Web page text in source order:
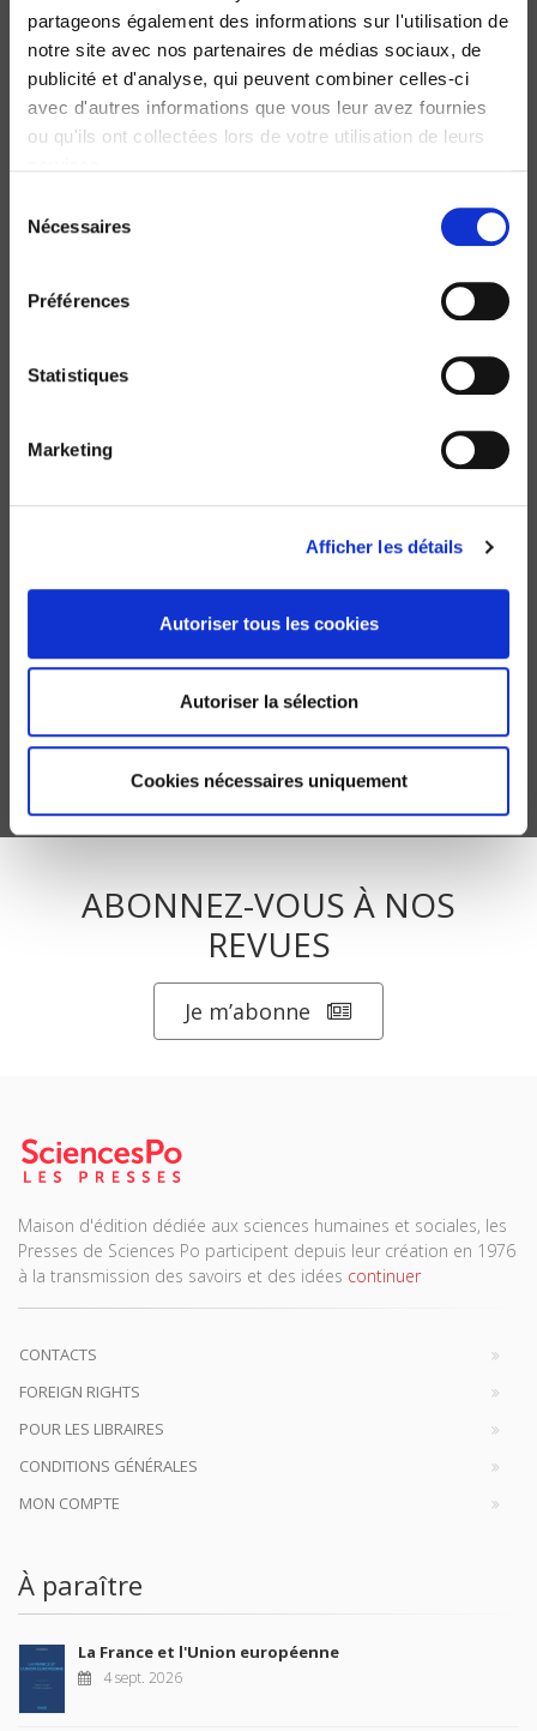
partageons également des informations sur l'utilisation de
notre site avec nos partenaires de médias sociaux, de
publicité et d'analyse, qui peuvent combiner celles-ci
avec d'autres informations que vous leur avez fournies
ou qu'ils ont collectées lors de votre utilisation de leurs
Nécessaires
Préférences
Statistiques
Marketing
Afficher les détails
Autoriser tous les cookies
Autoriser la sélection
Cookies nécessaires uniquement
Sociologie d'un parti politique
Une "French touch" dans l'analyse des politiques
publiques ?
ABONNEZ-VOUS À NOS
REVUES
Je m’abonne
Maison d'édition dédiée aux sciences humaines et sociales, les
Presses de Sciences Po participent depuis leur création en 1976
à la transmission des savoirs et des idées continuer
CONTACTS
FOREIGN RIGHTS
POUR LES LIBRAIRES
CONDITIONS GÉNÉRALES
MON COMPTE
À paraître
La France et l'Union européenne
4 sept. 2026